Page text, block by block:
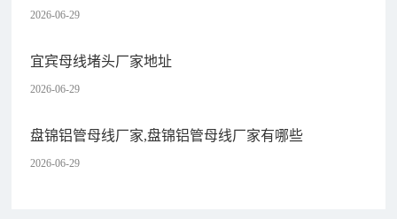
线槽
2026-06-29
宜宾母线堵头厂家地址
2026-06-29
盘锦铝管母线厂家,盘锦铝管母线厂家有哪些
2026-06-29